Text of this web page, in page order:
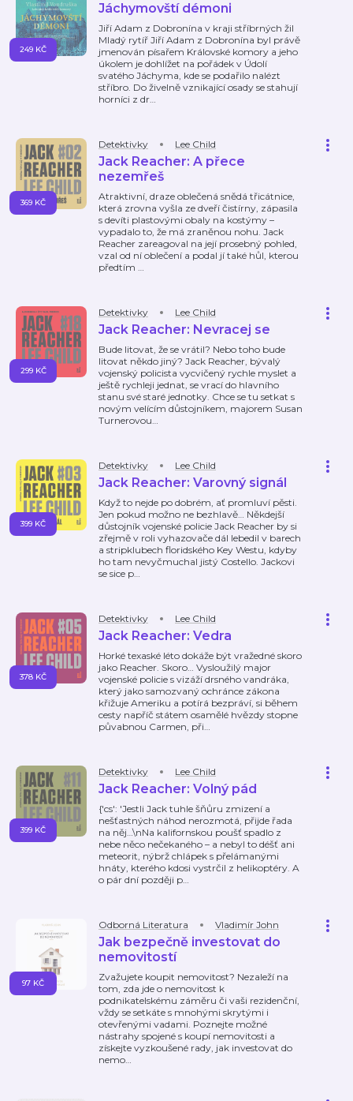
Jáchymovští démoni
Jiří Adam z Dobronína v kraji stříbrných žil
Mladý rytíř Jiří Adam z Dobronína byl právě
jmenován písařem Královské komory a jeho
úkolem je dohlížet na pořádek v Údolí
svatého Jáchyma, kde se podařilo nalézt
stříbro. Do živelně vznikající osady se stahují
horníci z dr…
249 KČ
Detektivky Lee Child
Jack Reacher: A přece
nezemřeš
Atraktivní, draze oblečená snědá třicátnice,
která zrovna vyšla ze dveří čistírny, zápasila
s devíti plastovými obaly na kostýmy –
vypadalo to, že má zraněnou nohu. Jack
Reacher zareagoval na její prosebný pohled,
vzal od ní oblečení a podal jí také hůl, kterou
předtím …
369 KČ
Detektivky Lee Child
Jack Reacher: Nevracej se
Bude litovat, že se vrátil? Nebo toho bude
litovat někdo jiný? Jack Reacher, bývalý
vojenský policista vycvičený rychle myslet a
ještě rychleji jednat, se vrací do hlavního
stanu své staré jednotky. Chce se tu setkat s
novým velícím důstojníkem, majorem Susan
Turnerovou…
299 KČ
Detektivky Lee Child
Jack Reacher: Varovný signál
Když to nejde po dobrém, ať promluví pěsti.
Jen pokud možno ne bezhlavě… Někdejší
důstojník vojenské policie Jack Reacher by si
zřejmě v roli vyhazovače dál lebedil v barech
a stripklubech floridského Key Westu, kdyby
ho tam nevyčmuchal jistý Costello. Jackovi
se sice p…
399 KČ
Detektivky Lee Child
Jack Reacher: Vedra
Horké texaské léto dokáže být vražedné skoro
jako Reacher. Skoro… Vysloužilý major
vojenské policie s vizáží drsného vandráka,
který jako samozvaný ochránce zákona
křižuje Ameriku a potírá bezpráví, si během
cesty napříč státem osamělé hvězdy stopne
půvabnou Carmen, při…
378 KČ
Detektivky Lee Child
Jack Reacher: Volný pád
{'cs': 'Jestli Jack tuhle šňůru zmizení a
nešťastných náhod nerozmotá, přijde řada
na něj…\nNa kalifornskou poušť spadlo z
nebe něco nečekaného – a nebyl to déšť ani
meteorit, nýbrž chlápek s přelámanými
hnáty, kterého kdosi vystrčil z helikoptéry. A
o pár dní později p…
399 KČ
Odborná Literatura Vladimír John
Jak bezpečně investovat do
nemovitostí
Zvažujete koupit nemovitost? Nezaleží na
tom, zda jde o nemovitost k
podnikatelskému záměru či vaši rezidenční,
vždy se setkáte s mnohými skrytými i
otevřenými vadami. Poznejte možné
nástrahy spojené s koupí nemovitosti a
získejte vyzkoušené rady, jak investovat do
nemo…
97 KČ